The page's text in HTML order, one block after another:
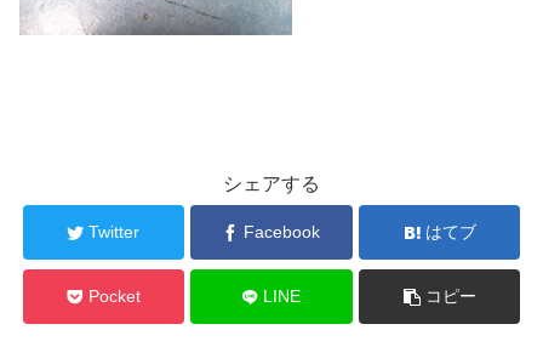
シェアする
Twitter Facebook はてブ
Pocket LINE コピー